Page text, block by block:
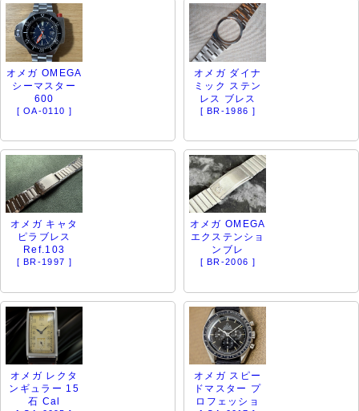
オメガ OMEGA
シーマスター
600
[ OA-0110 ]
オメガ ダイナ
ミック ステン
レス ブレス
[ BR-1986 ]
オメガ キャタ
ピラブレス
Ref.103
[ BR-1997 ]
オメガ OMEGA
エクステンショ
ンブレ
[ BR-2006 ]
オメガ レクタ
ンギュラー 15
石 Cal
オメガ スピー
ドマスター プ
ロフェッショ